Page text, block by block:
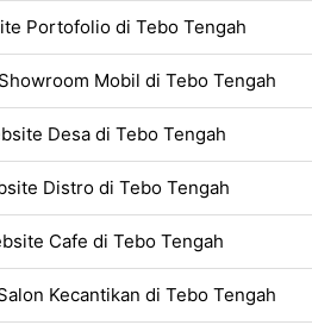
Portofolio di Tebo Tengah
Mobil di Tebo Tengah
Desa di Tebo Tengah
Distro di Tebo Tengah
Cafe di Tebo Tengah
Kecantikan di Tebo Tengah